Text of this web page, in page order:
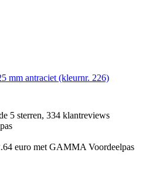
mm antraciet (kleurnr. 226)
5 sterren, 334 klantreviews
euro met GAMMA Voordeelpas